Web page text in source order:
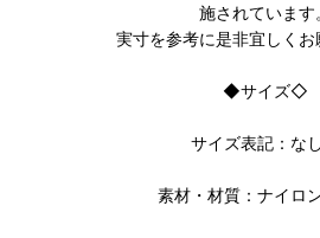
施されています
実寸を参考に是非宜しくお
◆サイズ◇
サイズ表記：な
素材・材質：ナイロ